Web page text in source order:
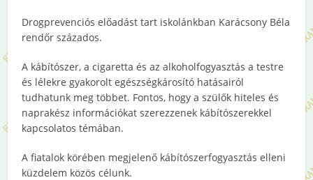
Drogprevenciós előadást tart iskolánkban Karácsony Béla
rendőr százados.
A kábítószer, a cigaretta és az alkoholfogyasztás a testre
és lélekre gyakorolt egészségkárosító hatásairól
tudhatunk meg többet. Fontos, hogy a szülők hiteles és
naprakész információkat szerezzenek kábítószerekkel
kapcsolatos témában.
A fiatalok körében megjelenő kábítószerfogyasztás elleni
küzdelem közös célunk.